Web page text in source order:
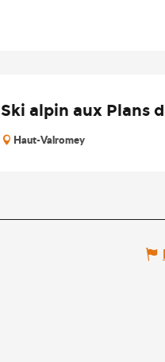
Ski alpin aux Plans
Haut-Valromey